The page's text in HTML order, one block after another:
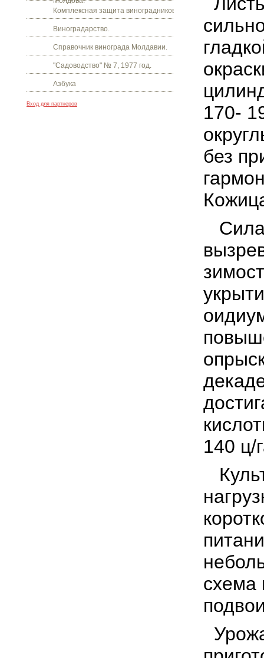
Комплексная защита виноградников.
Виноградарство.
Справочник винограда Молдавии.
"Садоводство" № 7, 1977 год.
Азбука
Вход для партнеров
170-
без
140 ц/
схема